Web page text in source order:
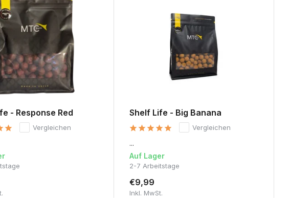
- Response Red
Vergleichen
Shelf Life - Big Banana
Vergleichen
...
Auf Lager
2-7 Arbeitstage
€9,99
Inkl. MwSt.